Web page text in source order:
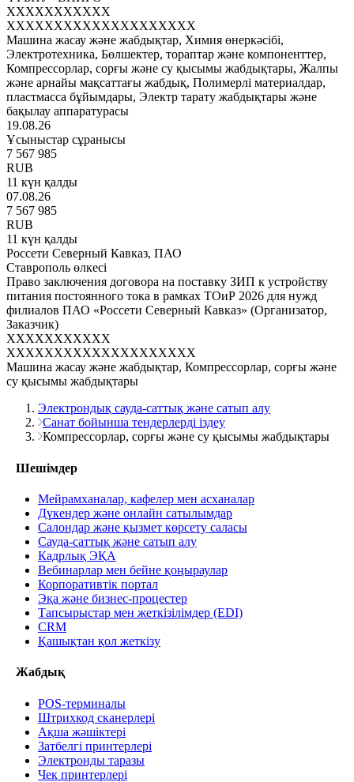
XXXXXXXXXXX
XXXXXXXXXXXXXXXXXXXX
Машина жасау және жабдықтар, Химия өнеркәсібі,
Электротехника, Бөлшектер, тораптар және компоненттер,
Компрессорлар, сорғы және су қысымы жабдықтары, Жалпы
және арнайы мақсаттағы жабдық, Полимерлі материалдар,
пластмасса бұйымдары, Электр тарату жабдықтары және
бақылау аппаратурасы
19.08.26
Ұсыныстар сұранысы
7 567 985
RUB
11 күн қалды
07.08.26
7 567 985
RUB
11 күн қалды
Россети Северный Кавказ, ПАО
Ставрополь өлкесі
Право заключения договора на поставку ЗИП к устройству
питания постоянного тока в рамках ТОиР 2026 для нужд
филиалов ПАО «Россети Северный Кавказ» (Организатор,
Заказчик)
XXXXXXXXXXX
XXXXXXXXXXXXXXXXXXXX
Машина жасау және жабдықтар, Компрессорлар, сорғы және
су қысымы жабдықтары
Электрондық сауда-саттық және сатып алу
Санат бойынша тендерлерді іздеу
Компрессорлар, сорғы және су қысымы жабдықтары
Шешімдер
Мейрамханалар, кафелер мен асханалар
Дүкендер және онлайн сатылымдар
Салондар және қызмет көрсету саласы
Сауда-саттық және сатып алу
Кадрлық ЭҚА
Вебинарлар мен бейне қоңыраулар
Корпоративтік портал
Эқа және бизнес-процестер
Тапсырыстар мен жеткізілімдер (EDI)
CRM
Қашықтан қол жеткізу
Жабдық
POS-терминалы
Штрихкод сканерлері
Ақша жәшіктері
Затбелгі принтерлері
Электронды таразы
Чек принтерлері